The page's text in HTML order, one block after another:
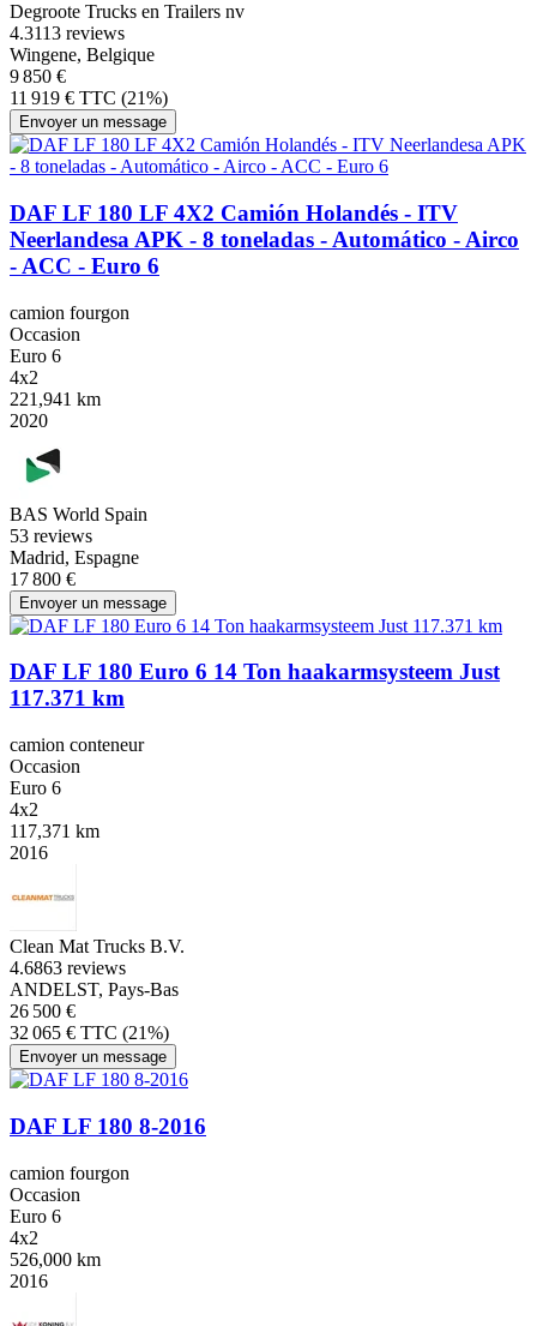
Degroote Trucks en Trailers nv
4.3113 reviews
Wingene, Belgique
9 850 €
11 919 € TTC (21%)
Envoyer un message
DAF LF 180 LF 4X2 Camión Holandés - ITV
Neerlandesa APK - 8 toneladas - Automático - Airco
- ACC - Euro 6
camion fourgon
Occasion
Euro 6
4x2
221,941 km
2020
BAS World Spain
53 reviews
Madrid, Espagne
17 800 €
Envoyer un message
DAF LF 180 Euro 6 14 Ton haakarmsysteem Just
117.371 km
camion conteneur
Occasion
Euro 6
4x2
117,371 km
2016
Clean Mat Trucks B.V.
4.6863 reviews
ANDELST, Pays-Bas
26 500 €
32 065 € TTC (21%)
Envoyer un message
DAF LF 180 8-2016
camion fourgon
Occasion
Euro 6
4x2
526,000 km
2016